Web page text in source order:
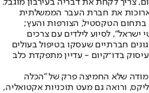
צריך לקחת את דבריה בעירבון מוגבל.
את חברת העבר הממשלתית
בתחום הטקסטיל, הצורפות והעץ;
ישראל", לסיוע לילדים עם צרכים
חברתיים שעסקו בטיפול בעולים
בדו־קיום - עדיין מתפקדת כלב
מודה שלא החמיצה פרק של "הכלה
ורואה גם מעט תוכניות אקטואליה,